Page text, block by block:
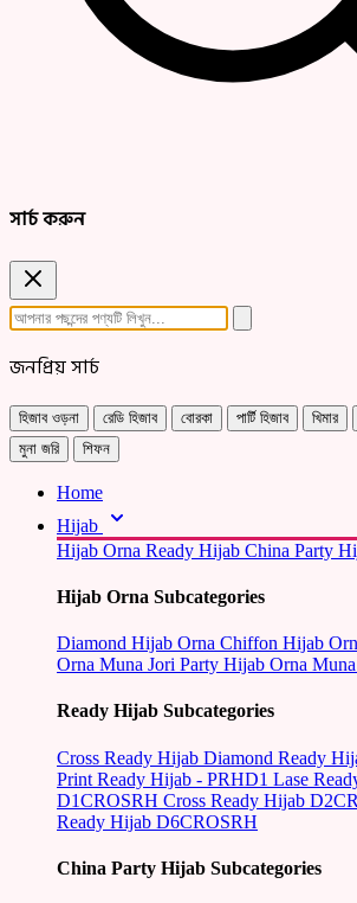
সার্চ করুন
জনপ্রিয় সার্চ
হিজাব ওড়না রেডি হিজাব বোরকা পার্টি হিজাব খিমার
মুনা জরি
শিফন
Home
Hijab
Hijab Orna Ready Hijab China Party
Hijab Orna Subcategories
Diamond Hijab Orna Chiffon Hijab
Orna Muna Jori Party Hijab Orna
Ready Hijab Subcategories
Cross Ready Hijab Diamond Ready
Print Ready Hijab - PRHD1 Lase
D1CROSRH Cross Ready Hijab
Ready Hijab D6CROSRH
China Party Hijab Subcategories